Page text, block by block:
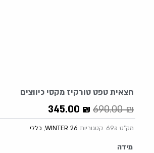
חצאית טפט טורקיז מקסי כיווצים
690.00₪
המחיר
המקורי
היה:
345.00 ₪
הנוכחי
הוא:
מק"ט 69a קטגוריות WINTER 26
, כללי
מידה
כמות